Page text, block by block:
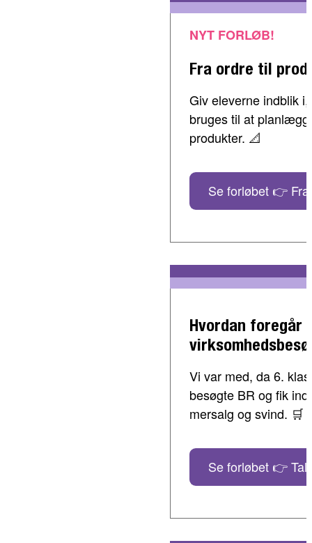
NYT FORLØB!
Fra ordre til
Giv eleverne indblik
bruges til at
produkter. 📐
Se forløbet 👉
Hvordan foregår
Vi var med, da 6.
besøgte BR og fik
mersalg og svind. 🛒
Se forløbet 👉 Tal